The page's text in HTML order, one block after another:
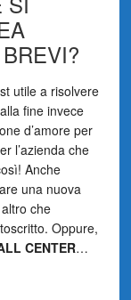
utile a risolvere
fine invece
d’amore per
l’azienda che
Anche
una nuova
che
Oppure,
CENTER…